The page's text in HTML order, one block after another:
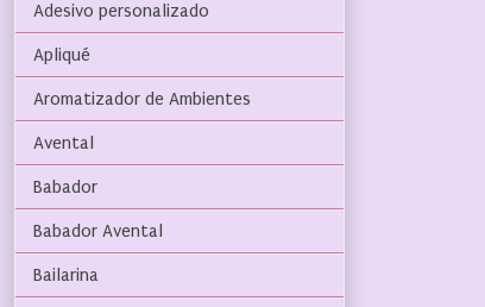
Adesivo personalizado
Apliqué
Aromatizador de Ambientes
Avental
Babador
Babador Avental
Bailarina